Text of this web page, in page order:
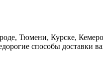
Тюмени, Курске,
способы доставки